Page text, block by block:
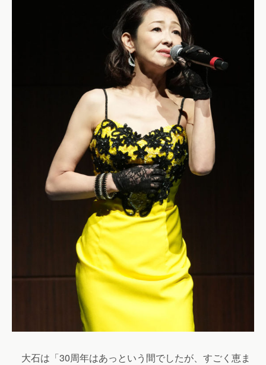
大石は「30周年はあっという間でしたが、すごく恵ま